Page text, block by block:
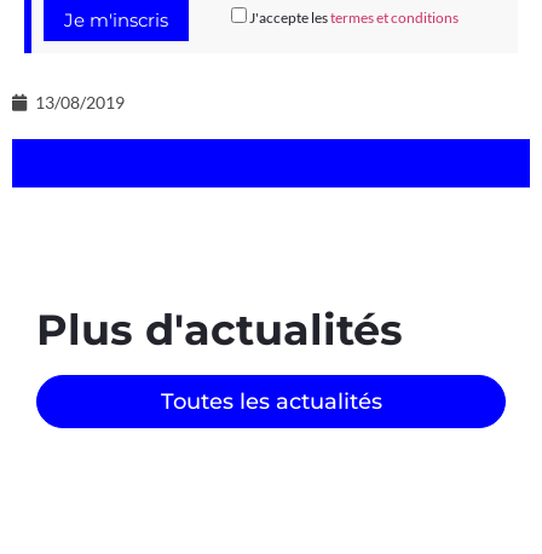
J'accepte lestermes et conditions
13/08/2019
Plus d'actualités
Toutes les actualités